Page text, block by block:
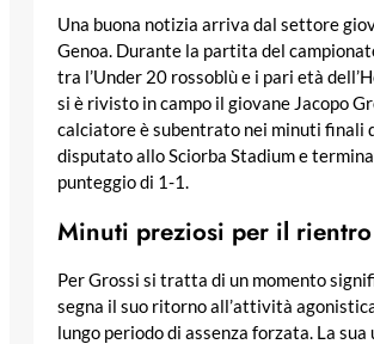
Una buona notizia arriva dal settore
Genoa. Durante la partita del
tra l’Under 20 rossoblù e i pari età
si è rivisto in campo il giovane Jacopo
calciatore è subentrato nei minuti finali
disputato allo Sciorba Stadium e
punteggio di 1-1.
Minuti preziosi per il rientro
Per Grossi si tratta di un momento
segna il suo ritorno all’attività
lungo periodo di assenza forzata. La sua